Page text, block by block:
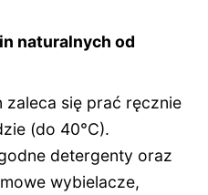
naturalnych od
zaleca się prać ręcznie
(do 40°C).
detergenty oraz
wybielacze,